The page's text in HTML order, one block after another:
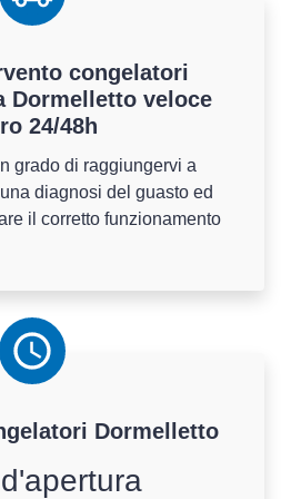
congelatori
Dormelletto veloce
24/48h
grado di raggiungervi a
diagnosi del guasto ed
il corretto funzionamento
Dormelletto